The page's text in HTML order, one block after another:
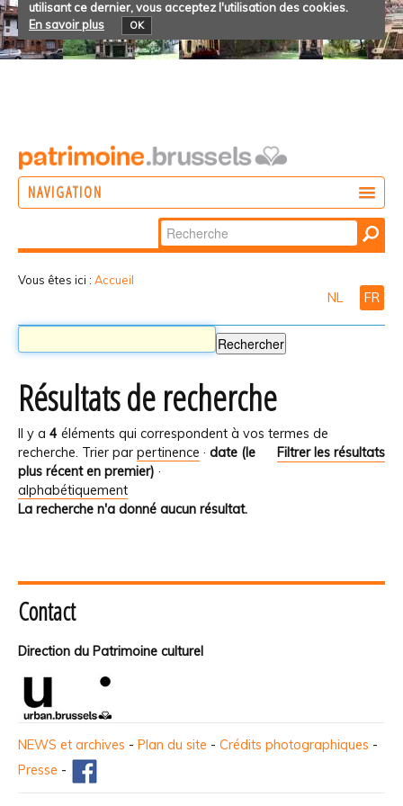
utilisant ce dernier, vous acceptez l'utilisation des cookies.
En savoir plus
OK
NAVIGATION
Chercher par
Recherche
Vous êtes ici : Accueil
NL FR
Résultats de recherche
Il y a 4 éléments qui correspondent à vos termes de
recherche.
Filtrer les résultats
Trier par pertinence · date (le
plus récent en premier) ·
alphabétiquement
La recherche n'a donné aucun résultat.
Contact
Direction du Patrimoine culturel
NEWS et archives - Plan du site - Crédits photographiques -
Presse -